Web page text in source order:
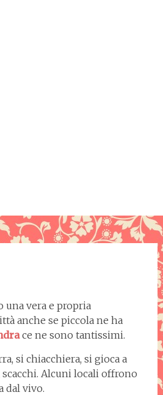
una vera e propria
anche se piccola ne ha
ce ne sono tantissimi.
si chiacchiera, si gioca a
scacchi. Alcuni locali offrono
dal vivo.